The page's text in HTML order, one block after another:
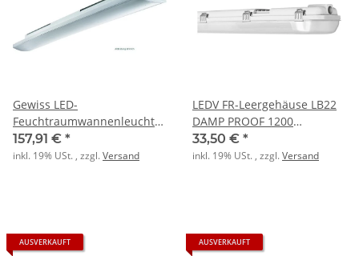
Gewiss LED-
Feuchtraumwannenleuchte
Smart3 1600 72LED 26W 220
240V LP opal
157,91 € *
inkl. 19% USt. , zzgl.Versand
LEDV FR-Leergehäuse LB22
DAMP PROOF 1200
2xLeuchte grau
33,50 € *
inkl. 19% USt. , zzgl.Versand
AUSVERKAUFT AUSVERKAUFT